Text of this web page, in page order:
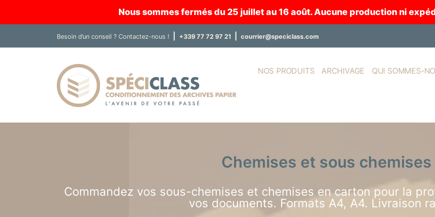
Nous sommes fermés du 25 juillet au 16 août. Aucune production ni
Besoin d’un conseil ? Contactez-nous ! +339 77 72 97 21 courrier@speciclass.com
NOS PRODUITS ARCHIVAGE QUI SOMMES-
Chemises et sous chemises
Commandez vos sous-chemises et chemises en carton pour la
vos documents. Formats A4, A4. Livraison